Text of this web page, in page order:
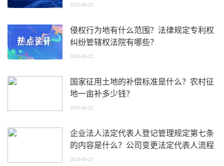
2023-05-22
侵权行为地有什么范围？法律规定专利权
纠纷管辖权法院有哪些？
2023-05-22
国家征用土地的补偿标准是什么？农村征
地一亩补多少钱？
2023-05-22
企业法人法定代表人登记管理规定第七条
的内容是什么？公司变更法定代表人流程
是什么？
2023-05-22